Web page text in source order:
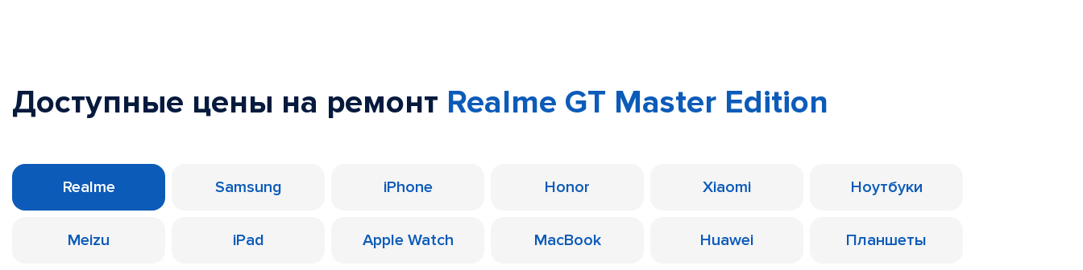
Доступные цены на ремонт Realme GT Master Edition
Realme Samsung iPhone Honor Xiaomi Ноутбуки
Meizu iPad Apple Watch MacBook Huawei Планшеты